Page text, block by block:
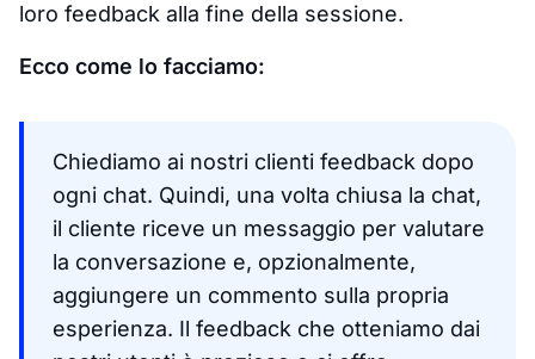
loro feedback alla fine della sessione.
Ecco come lo facciamo:
Chiediamo ai nostri clienti feedback dopo
ogni chat. Quindi, una volta chiusa la chat,
il cliente riceve un messaggio per valutare
la conversazione e, opzionalmente,
aggiungere un commento sulla propria
esperienza. Il feedback che otteniamo dai